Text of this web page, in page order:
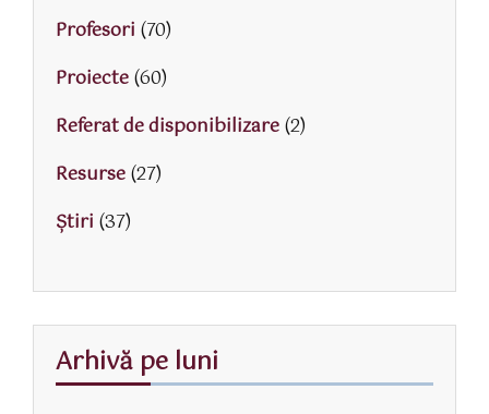
Profesori (70)
Proiecte(60)
Referat de disponibilizare(2)
Resurse(27)
Știri (37)
Arhivă pe luni